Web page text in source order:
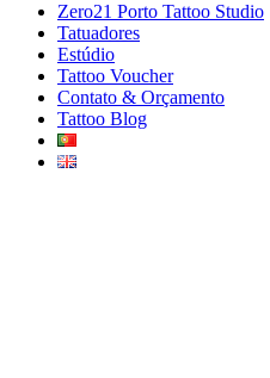
Zero21 Porto Tattoo Studio
Tatuadores
Estúdio
Tattoo Voucher
Contato & Orçamento
Tattoo Blog